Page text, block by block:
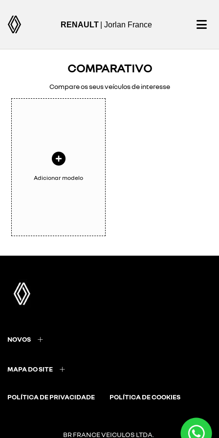
RENAULT | Jorlan France
COMPARATIVO
Compare os seus veículos de interesse
Adicionar modelo
NOVOS
MAPA DO SITE
POLÍTICA DE PRIVACIDADE POLÍTICA DE COOKIES
BR FRANCE VEICULOS LTDA.